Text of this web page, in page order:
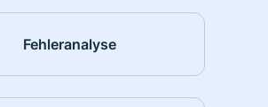
Fehleranalyse